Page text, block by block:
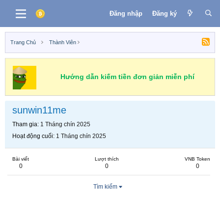
Đăng nhập Đăng ký
Trang Chủ Thành Viên
Hướng dẫn kiếm tiền đơn giản miễn phí
sunwin11me
Tham gia 1 Tháng chín 2025
Hoạt động cuối 1 Tháng chín 2025
Bài viết
0
Lượt thích
0
VNB Token
0
Tìm kiếm